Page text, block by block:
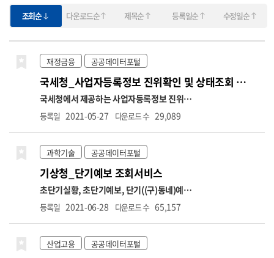
조회순 다운로드순 제목순 등록일순 수정일순
재정금융 공공데이터포털
국세청_사업자등록정보 진위확인 및 상태조회 서비스
국세청에서 제공하는 사업자등록정보 진위확인
및 사업자등록 상태조회 API 서비스입니다. (진
위확인) 사업자등록번호, 개업일자, 대표자명
일치하는지 진위여부 확인 (상태조회) 사업자등
록번호만으로 해당 번호의 사업자 운영상태(휴
업, 폐업), 과세유형(일반, 과세, 면세), 폐업일
자 정보 조회 (호출허용건수) 1회 100건, 1일
100만건 제한 (테스트) 공공데이터포털 → 정보
공유 → 공지사항 → "[국세청]사업자등록정보
진위확인 및 상태조회 서비스 오픈API 개방 안
내" → 오픈API 테스트 링크 ※ 국세청에 등록
된 사업자등록정보와 30분 주기로 업데이트 됨
등록일 2021-05-27 다운로드 수 29,089
과학기술 공공데이터포털
기상청_단기예보 조회서비스
초단기실황, 초단기예보, 단기((구)동네)예보,
예보버전 정보를 조회하는 서비스입니다. 초단
기실황정보는 예보 구역에 대한 대표 AWS 관측
예보를, 단기예보는 예보기간을 글피까지 확장
및 예보단위를 상세화(3시간→1시간)하여 시공
등록일 2021-06-28 다운로드 수 65,157
산업고용 공공데이터포털